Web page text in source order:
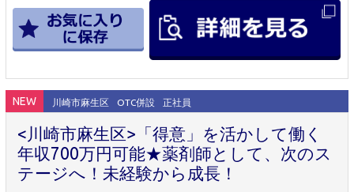
NEW 川崎市麻生区 OTC併設 正社員
<川崎市麻生区>「得意」を活かして働く
年収700万円可能★薬剤師として、次のス
テージへ！未経験から成長！